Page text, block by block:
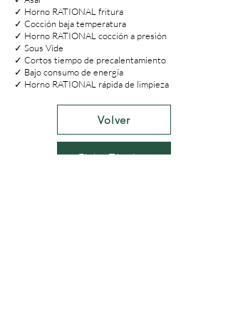
✓ Horno RATIONAL fritura
✓ Cocción baja temperatura
✓ Horno RATIONAL cocción a presión
✓ Sous Vide
✓ Cortos tiempo de precalentamiento
✓ Bajo consumo de energía
✓ Horno RATIONAL rápida de limpieza
Volver
Ficha Técnica